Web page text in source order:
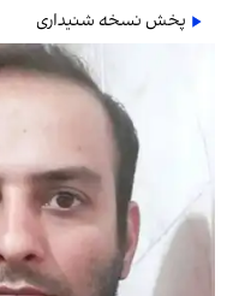
پخش نسخه شنیداری